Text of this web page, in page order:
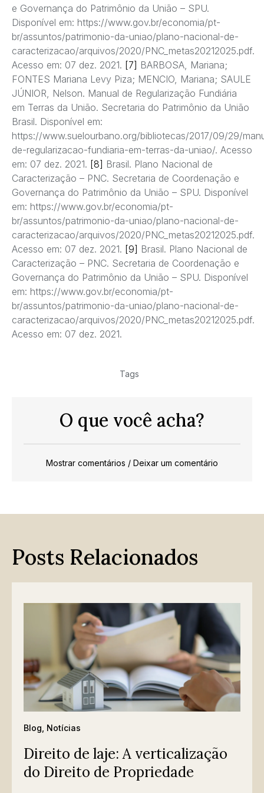
e Governança do Patrimônio da União – SPU.
Disponível em: https://www.gov.br/economia/pt-
br/assuntos/patrimonio-da-uniao/plano-nacional-de-
caracterizacao/arquivos/2020/PNC_metas20212025.pdf.
Acesso em: 07 dez. 2021. [7] BARBOSA, Mariana;
FONTES Mariana Levy Piza; MENCIO, Mariana; SAULE
JÚNIOR, Nelson. Manual de Regularização Fundiária
em Terras da União. Secretaria do Patrimônio da União
Brasil. Disponível em:
https://www.suelourbano.org/bibliotecas/2017/09/29/
de-regularizacao-fundiaria-em-terras-da-uniao/. Acesso
em: 07 dez. 2021. [8] Brasil. Plano Nacional de
Caracterização – PNC. Secretaria de Coordenação e
Governança do Patrimônio da União – SPU. Disponível
em: https://www.gov.br/economia/pt-
br/assuntos/patrimonio-da-uniao/plano-nacional-de-
caracterizacao/arquivos/2020/PNC_metas20212025.pdf.
Acesso em: 07 dez. 2021. [9] Brasil. Plano Nacional de
Caracterização – PNC. Secretaria de Coordenação e
Governança do Patrimônio da União – SPU. Disponível
em: https://www.gov.br/economia/pt-
br/assuntos/patrimonio-da-uniao/plano-nacional-de-
caracterizacao/arquivos/2020/PNC_metas20212025.pdf.
Acesso em: 07 dez. 2021.
Tags
O que você acha?
Mostrar comentários / Deixar um comentário
Posts Relacionados
Blog Notícias
Direito de laje: A verticalização
do Direito de Propriedade